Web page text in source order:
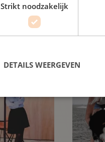
Strikt noodzakelijk
DETAILS WEERGEVEN